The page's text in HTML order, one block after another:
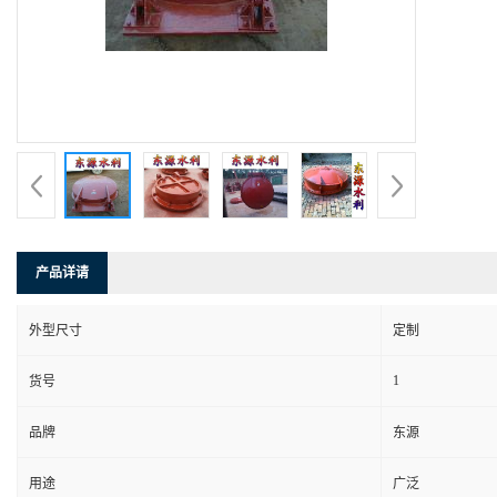
产品详请
外型尺寸 定制
货号 1
品牌 东源
用途 广泛